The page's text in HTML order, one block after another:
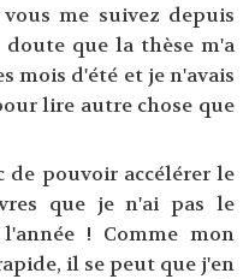
me suivez depuis
doute que la thèse m'a
mois d'été et je n'avais
lire autre chose que
de pouvoir accélérer le
que je n'ai pas le
! Comme mon
il se peut que j'en